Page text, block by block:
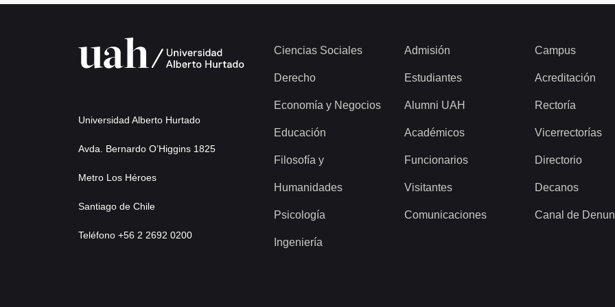
Universidad Alberto Hurtado
Avda. Bernardo O’Higgins 1825
Metro Los Héroes
Santiago de Chile
Teléfono +56 2 2692 0200
Ciencias Sociales
Derecho
Economía y Negocios
Educación
Filosofía y
Humanidades
Psicología
Ingeniería
Admisión
Estudiantes
Alumni UAH
Académicos
Funcionarios
Visitantes
Comunicaciones
Campus
Acreditación
Rectoría
Vicerrectorías
Directorio
Decanos
Canal de